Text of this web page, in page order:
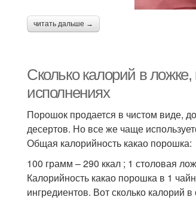
читать дальше →
Сколько калорий в
исполнениях
Порошок продается в чистом виде,
десертов. Но все же чаще
Общая калорийность какао порошка:
100 грамм – 290 ккал ; 1 столовая
Калорийность какао порошка в 1
ингредиентов. Вот сколько калорий